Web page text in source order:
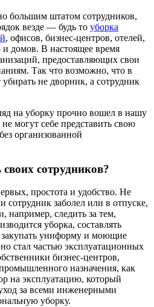
большим штатом сотрудников,
везде — будь то уборка
, офисов, бизнес-центров, отелей,
и домов. В настоящее время
предоставляющих свои
Так что возможно, что в
не дворник, а сотрудник
на уборку прочно вошел в нашу
могут себе представить свою
организованной
сотрудников?
простота и удобство. Не
сотрудник заболел или в отпуске,
например, следить за тем,
уборка, составлять
закупать униформу и моющие
стал частью эксплуатационных
бизнес-центров,
назначения, как
на эксплуатацию, который
за всеми инженерными
уборку.